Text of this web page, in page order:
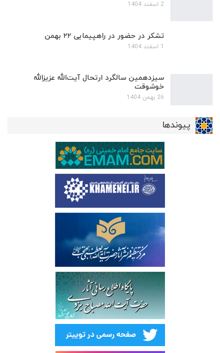
2 اسفند 1404
تشکر در حضور در راهپیمایی ۲۲ بهمن
1 اسفند 1404
سیزدهمین سالگرد ارتحال آیت‌الله عزیزالله
خوشوقت
26 بهمن 1404
پیوندها